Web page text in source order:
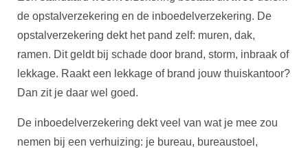
de opstalverzekering en de inboedelverzekering. De
opstalverzekering dekt het pand zelf: muren, dak,
ramen. Dit geldt bij schade door brand, storm, inbraak of
lekkage. Raakt een lekkage of brand jouw thuiskantoor?
Dan zit je daar wel goed.
De inboedelverzekering dekt veel van wat je mee zou
nemen bij een verhuizing: je bureau, bureaustoel,